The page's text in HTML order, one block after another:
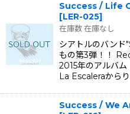
Success / Life
[LER-025]
在庫数 在庫なし
シアトルのバンド
もの第3弾！！
2015年のアルバ
La Escaleraから
Success / We